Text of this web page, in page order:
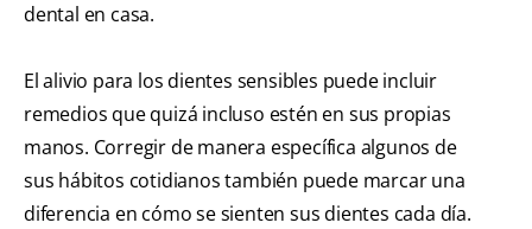
dental en casa.
El alivio para los dientes sensibles puede incluir
remedios que quizá incluso estén en sus propias
manos. Corregir de manera específica algunos de
sus hábitos cotidianos también puede marcar una
diferencia en cómo se sienten sus dientes cada día.